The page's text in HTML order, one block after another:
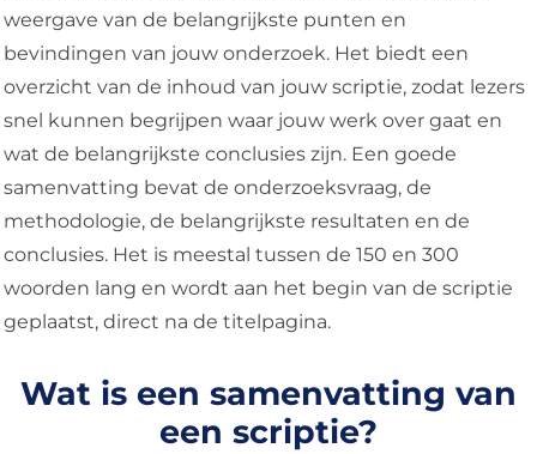
weergave van de belangrijkste punten en
bevindingen van jouw onderzoek. Het biedt een
overzicht van de inhoud van jouw scriptie, zodat lezers
snel kunnen begrijpen waar jouw werk over gaat en
wat de belangrijkste conclusies zijn. Een goede
samenvatting bevat de onderzoeksvraag, de
methodologie, de belangrijkste resultaten en de
conclusies. Het is meestal tussen de 150 en 300
woorden lang en wordt aan het begin van de scriptie
geplaatst, direct na de titelpagina.
Wat is een samenvatting van
een scriptie?